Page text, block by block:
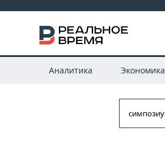
Аналитика Экономика